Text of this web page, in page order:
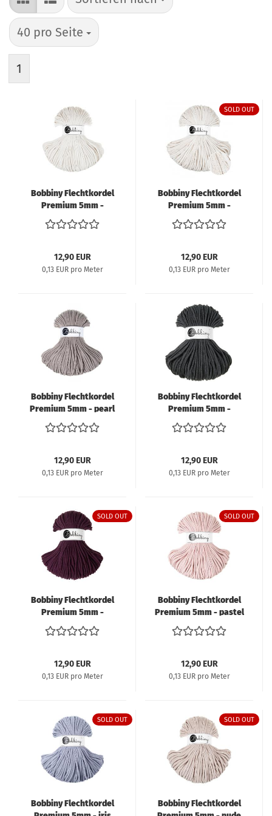
40 pro Seite
pro Seite
1
Bobbiny Flechtkordel
Premium 5mm -
offwhite
12,90 EUR
0,13 EUR pro Meter
SOLD OUT
Bobbiny Flechtkordel
Premium 5mm -
golden offwhite
12,90 EUR
0,13 EUR pro Meter
Bobbiny Flechtkordel
Premium 5mm - pearl
12,90 EUR
0,13 EUR pro Meter
Bobbiny Flechtkordel
Premium 5mm -
charcoal
12,90 EUR
0,13 EUR pro Meter
SOLD OUT
Bobbiny Flechtkordel
Premium 5mm -
blackberry
12,90 EUR
0,13 EUR pro Meter
SOLD OUT
Bobbiny Flechtkordel
Premium 5mm - pastel
pink
12,90 EUR
0,13 EUR pro Meter
SOLD OUT
Bobbiny Flechtkordel
SOLD OUT
Bobbiny Flechtkordel